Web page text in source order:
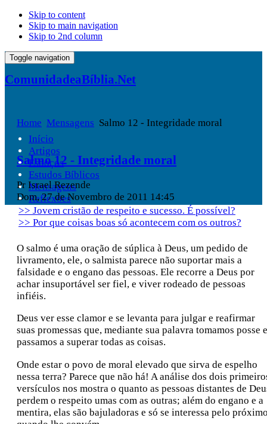
Skip to content
Skip to main navigation
Skip to 2nd column
Toggle navigation
ComunidadeaBíblia.Net
Início
Artigos
Esboços
Estudos Bíblicos
Mensagens
Reflexões
Home Mensagens Salmo 12 - Integridade moral
Salmo 12 - Integridade moral
Pr Israel Rezende
Dom, 27 de Novembro de 2011 14:45
>> Jovem cristão de respeito e sucesso. É possível?
>> Por que coisas boas só acontecem com os outros?
O salmo é uma oração de súplica à Deus, um pedido de
livramento, ele, o salmista parece não suportar mais a
falsidade e o engano das pessoas. Ele recorre a Deus por
achar insuportável ser fiel, e viver rodeado de pessoas
infiéis.
Deus ver esse clamor e se levanta para julgar e reafirmar
suas promessas que, mediante sua palavra tomamos posse e
passamos a superar todas as coisas.
Onde estar o povo de moral elevado que sirva de espelho
nessa terra? Parece que não há! A análise dos dois
versículos nos mostra o quanto as pessoas distantes de
perdem o respeito umas com as outras; além do engano e a
mentira, elas são bajuladoras e só se interessa pelo